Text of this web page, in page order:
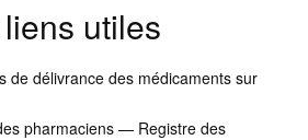
utiles
de délivrance des médicaments sur
pharmaciens — Registre des